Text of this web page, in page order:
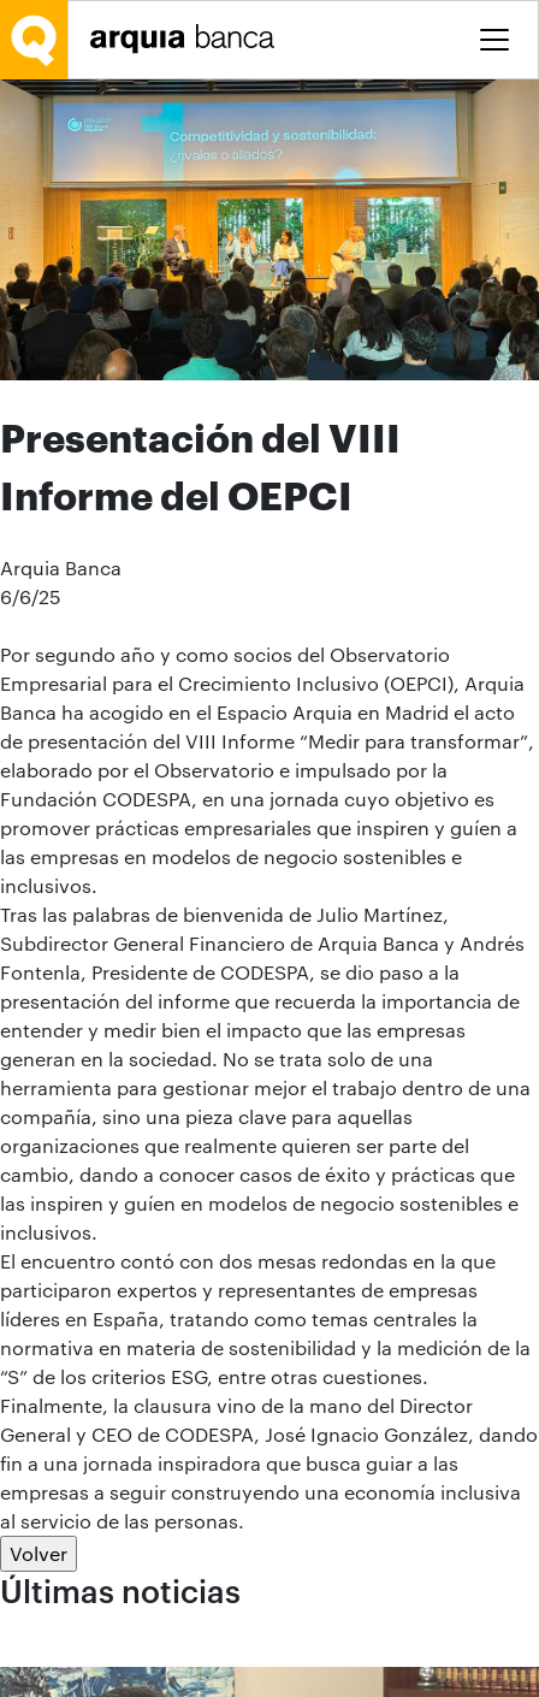
Saltar al contenido principal
Presentación del VIII
Informe del OEPCI
Arquia Banca
6/6/25
Por segundo año y como socios del Observatorio
Empresarial para el Crecimiento Inclusivo (OEPCI), Arquia
Banca ha acogido en el Espacio Arquia en Madrid el acto
de presentación del VIII Informe “Medir para transformar”,
elaborado por el Observatorio e impulsado por la
Fundación CODESPA, en una jornada cuyo objetivo es
promover prácticas empresariales que inspiren y guíen a
las empresas en modelos de negocio sostenibles e
inclusivos.
Tras las palabras de bienvenida de Julio Martínez,
Subdirector General Financiero de Arquia Banca y Andrés
Fontenla, Presidente de CODESPA, se dio paso a la
presentación del informe que recuerda la importancia de
entender y medir bien el impacto que las empresas
generan en la sociedad. No se trata solo de una
herramienta para gestionar mejor el trabajo dentro de una
compañía, sino una pieza clave para aquellas
organizaciones que realmente quieren ser parte del
cambio, dando a conocer casos de éxito y prácticas que
las inspiren y guíen en modelos de negocio sostenibles e
inclusivos.
El encuentro contó con dos mesas redondas en la que
participaron expertos y representantes de empresas
líderes en España, tratando como temas centrales la
normativa en materia de sostenibilidad y la medición de la
“S” de los criterios ESG, entre otras cuestiones.
Finalmente, la clausura vino de la mano del Director
General y CEO de CODESPA, José Ignacio González, dando
fin a una jornada inspiradora que busca guiar a las
empresas a seguir construyendo una economía inclusiva
al servicio de las personas.
Volver
Últimas noticias